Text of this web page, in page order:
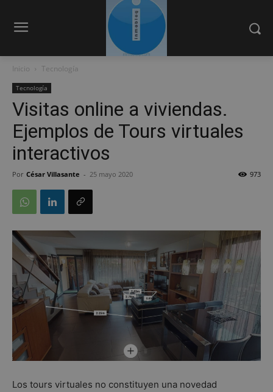
Inicio Tecnología
Tecnología
Visitas online a viviendas.
Ejemplos de Tours virtuales
interactivos
Por César Villasante - 25 mayo 2020 973
Los tours virtuales no constituyen una novedad